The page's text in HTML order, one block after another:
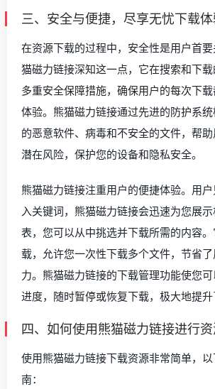
三、安全与便捷，尽享无忧下载
在资源下载的过程中，安全性是用户首
猫磁力链接深知这一点，它在搜索和下
多重安全保障措施，确保用户的每次下
体验。熊猫磁力链接通过先进的防护系
的恶意软件、病毒和不安全的文件，帮
潜在风险，保护您的设备和隐私安全。
熊猫磁力链接注重用户的便捷体验。用
入关键词，熊猫磁力链接会迅速为您展
表，您可以从中挑选并下载所需的内容
载，允许您一次性下载多个文件，节省
力。熊猫磁力链接的下载管理功能使您
进度，随时暂停或恢复下载，极大地提升
四、如何使用熊猫磁力链接进行资
使用熊猫磁力链接下载资源非常简单，
南：